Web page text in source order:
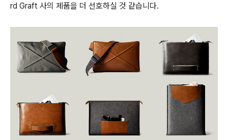
rd Graft 사의 제품을 더 선호하실 것 같습니다.